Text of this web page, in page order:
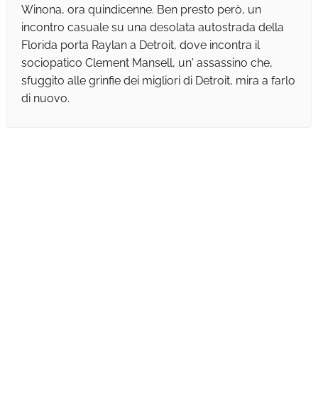
Winona, ora quindicenne. Ben presto però, un
incontro casuale su una desolata autostrada della
Florida porta Raylan a Detroit, dove incontra il
sociopatico Clement Mansell, un' assassino che,
sfuggito alle grinfie dei migliori di Detroit, mira a farlo
di nuovo.